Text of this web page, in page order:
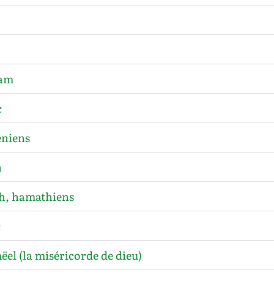
hamathiens
(la miséricorde de dieu)